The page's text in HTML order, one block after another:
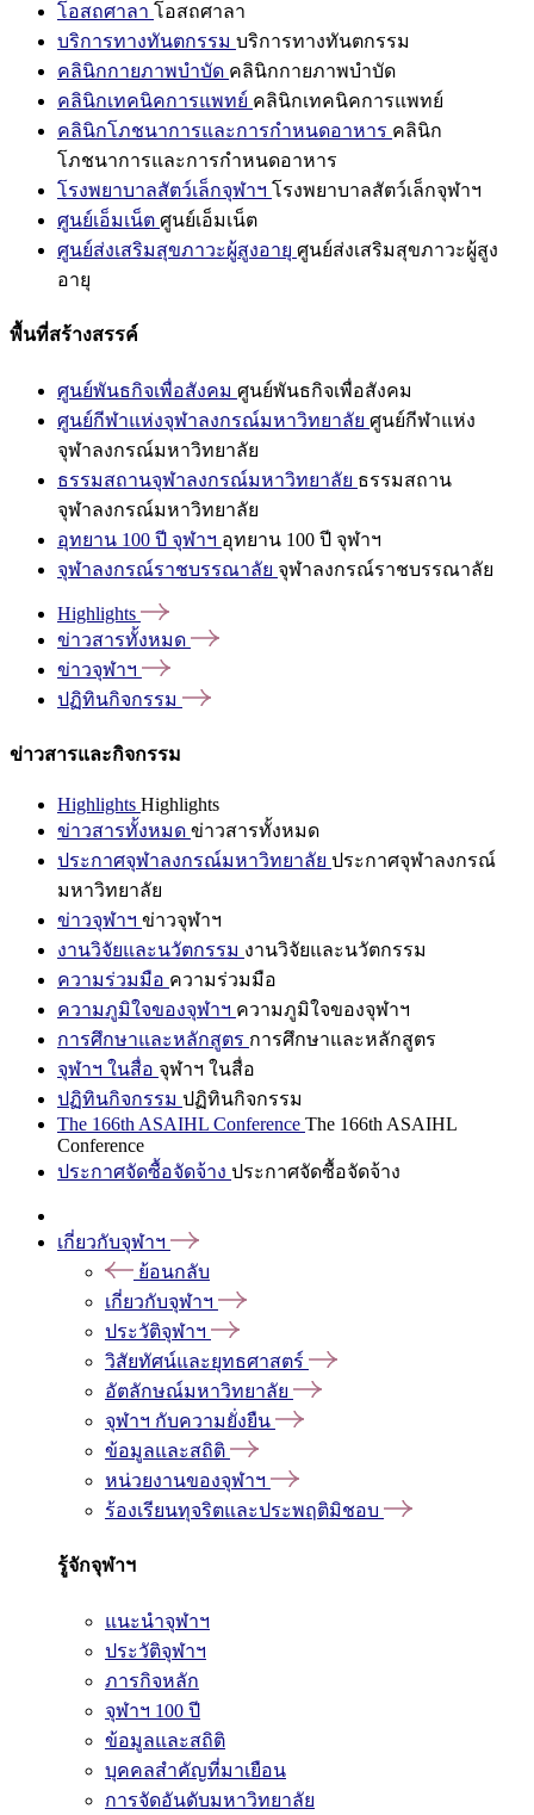
โอสถศาลา โอสถศาลา
บริการทางทันตกรรม บริการทางทันตกรรม
คลินิกกายภาพบำบัด คลินิกกายภาพบำบัด
คลินิกเทคนิคการแพทย์ คลินิกเทคนิคการแพทย์
คลินิกโภชนาการและการกำหนดอาหาร คลินิก
โภชนาการและการกำหนดอาหาร
โรงพยาบาลสัตว์เล็กจุฬาฯ โรงพยาบาลสัตว์เล็กจุฬาฯ
ศูนย์เอ็มเน็ต ศูนย์เอ็มเน็ต
ศูนย์ส่งเสริมสุขภาวะผู้สูงอายุ ศูนย์ส่งเสริมสุขภาวะผู้สูง
อายุ
พื้นที่สร้างสรรค์
ศูนย์พันธกิจเพื่อสังคม ศูนย์พันธกิจเพื่อสังคม
ศูนย์กีฬาแห่งจุฬาลงกรณ์มหาวิทยาลัย ศูนย์กีฬาแห่ง
จุฬาลงกรณ์มหาวิทยาลัย
ธรรมสถานจุฬาลงกรณ์มหาวิทยาลัย ธรรมสถาน
จุฬาลงกรณ์มหาวิทยาลัย
อุทยาน 100 ปี จุฬาฯ อุทยาน 100 ปี จุฬาฯ
จุฬาลงกรณ์ราชบรรณาลัย จุฬาลงกรณ์ราชบรรณาลัย
Highlights
ข่าวสารทั้งหมด
ข่าวจุฬาฯ
ปฏิทินกิจกรรม
ข่าวสารและกิจกรรม
Highlights Highlights
ข่าวสารทั้งหมด ข่าวสารทั้งหมด
ประกาศจุฬาลงกรณ์มหาวิทยาลัย ประกาศจุฬาลงกรณ์
มหาวิทยาลัย
ข่าวจุฬาฯ ข่าวจุฬาฯ
งานวิจัยและนวัตกรรม งานวิจัยและนวัตกรรม
ความร่วมมือ ความร่วมมือ
ความภูมิใจของจุฬาฯ ความภูมิใจของจุฬาฯ
การศึกษาและหลักสูตร การศึกษาและหลักสูตร
จุฬาฯ ในสื่อ จุฬาฯ ในสื่อ
ปฏิทินกิจกรรม ปฏิทินกิจกรรม
The 166th ASAIHL Conference The 166th ASAIHL
Conference
ประกาศจัดซื้อจัดจ้าง ประกาศจัดซื้อจัดจ้าง
เกี่ยวกับจุฬาฯ
ย้อนกลับ
เกี่ยวกับจุฬาฯ
ประวัติจุฬาฯ
วิสัยทัศน์และยุทธศาสตร์
อัตลักษณ์มหาวิทยาลัย
จุฬาฯ กับความยั่งยืน
ข้อมูลและสถิติ
หน่วยงานของจุฬาฯ
ร้องเรียนทุจริตและประพฤติมิชอบ
รู้จักจุฬาฯ
แนะนำจุฬาฯ
ประวัติจุฬาฯ
ภารกิจหลัก
จุฬาฯ 100 ปี
ข้อมูลและสถิติ
บุคคลสำคัญที่มาเยือน
การจัดอันดับมหาวิทยาลัย